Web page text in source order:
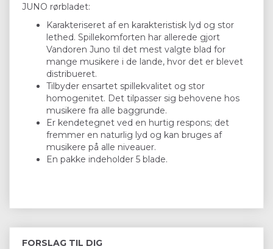
JUNO rørbladet:
Karakteriseret af en karakteristisk lyd og stor
lethed. Spillekomforten har allerede gjort
Vandoren Juno til det mest valgte blad for
mange musikere i de lande, hvor det er blevet
distribueret.
Tilbyder ensartet spillekvalitet og stor
homogenitet. Det tilpasser sig behovene hos
musikere fra alle baggrunde.
Er kendetegnet ved en hurtig respons; det
fremmer en naturlig lyd og kan bruges af
musikere på alle niveauer.
En pakke indeholder 5 blade.
FORSLAG TIL DIG